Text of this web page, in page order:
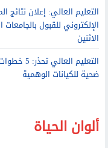
التعليم العالي: إعلان نتائج
الإلكتروني للقبول
الاثنين
التعليم
ضحية للكيانات الوهمية
ألوان الحياة